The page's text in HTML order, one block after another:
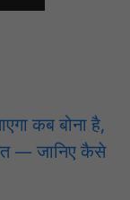
कब बोना है,
— जानिए कैसे